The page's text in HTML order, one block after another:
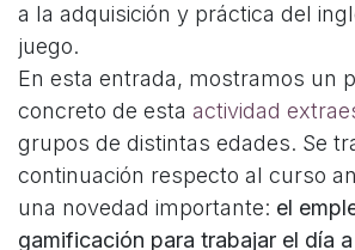
a la adquisición y práctica del
juego.
En esta entrada, mostramos un
concreto de esta actividad
grupos de distintas edades. Se
continuación respecto al curso
una novedad importante: el
gamificación para trabajar el día